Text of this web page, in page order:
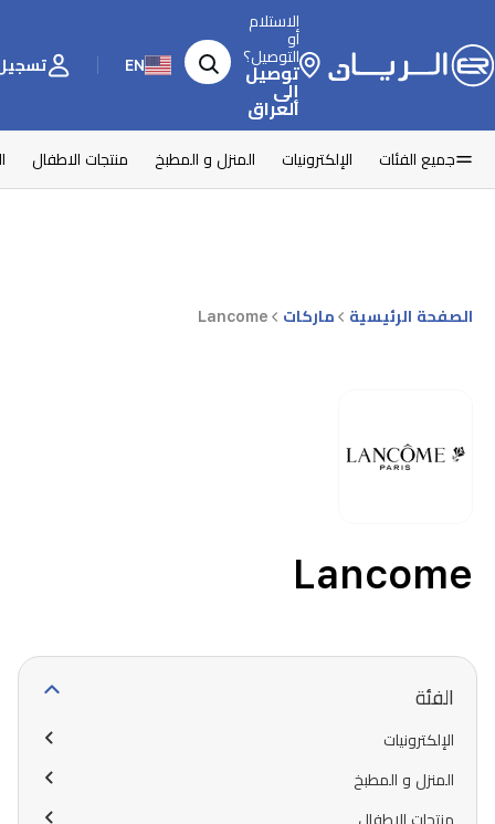
الاستلام
أو
التوصيل؟
توصيل
إلى
العراق
EN تسجيل
جميع الفئات الإلكترونيات المنزل و المطبخ منتجات الاطفال
الصفحة الرئيسية ماركات Lancome
Lancome
الفئة
الإلكترونيات
المنزل و المطبخ
منتجات الاطفال